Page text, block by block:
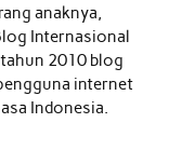
anaknya,
Internasional
2010 blog
internet
Indonesia.